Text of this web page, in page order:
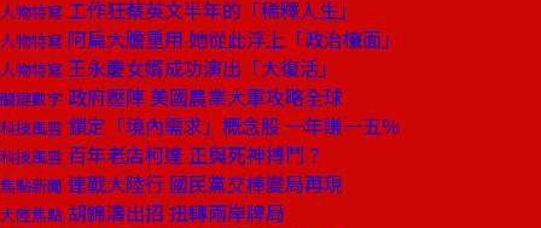
人物特寫 工作狂蔡英文半年的「稀釋人生」
人物特寫 阿扁大膽重用 她從此浮上「政治檯面」
人物特寫 王永慶女婿成功演出「大復活」
關鍵數字 政府壓陣 美國農業大軍攻略全球
科技風雲 鎖定「境內需求」概念股 一年賺一五％
科技風雲 百年老店柯達 正與死神搏鬥？
焦點新聞 連戰大陸行 國民黨交棒變局再現
大陸焦點 胡錦濤出招 扭轉兩岸牌局